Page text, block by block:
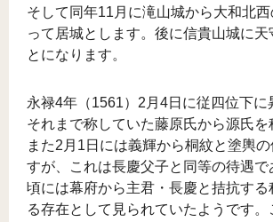
そして同年11月に滝山城から大和北
って居城とします。後に信貴山城に天
とになります。
永禄4年（1561）2月4日に従四位下に
それまで称していた藤原氏から源氏を
また2月1日には義輝から桐紋と塗輿
すが、これは長慶父子と同等の待遇
頃には幕府から主君・長慶と拮抗する
る存在として見られていたようです